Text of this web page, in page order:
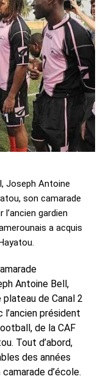
Joseph Antoine
son camarade
l’ancien gardien
a acquis
Antoine Bell,
de Canal 2
l’ancien président
de la CAF
Tout d’abord,
des années
d’école.